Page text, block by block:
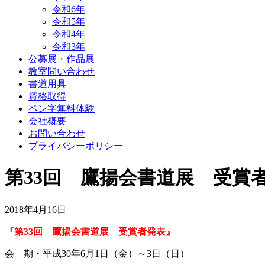
令和6年
令和5年
令和4年
令和3年
公募展・作品展
教室問い合わせ
書道用具
資格取得
ペン字無料体験
会社概要
お問い合わせ
プライバシーポリシー
第33回 鷹揚会書道展 受賞
2018年4月16日
『第33回 鷹揚会書道展 受賞者発表』
会 期・平成30年6月1日（金）～3日（日）